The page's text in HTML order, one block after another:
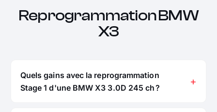
Reprogrammation BMW
X3
Quels gains avec la reprogrammation
Stage 1 d'une BMW X3 3.0D 245 ch ?